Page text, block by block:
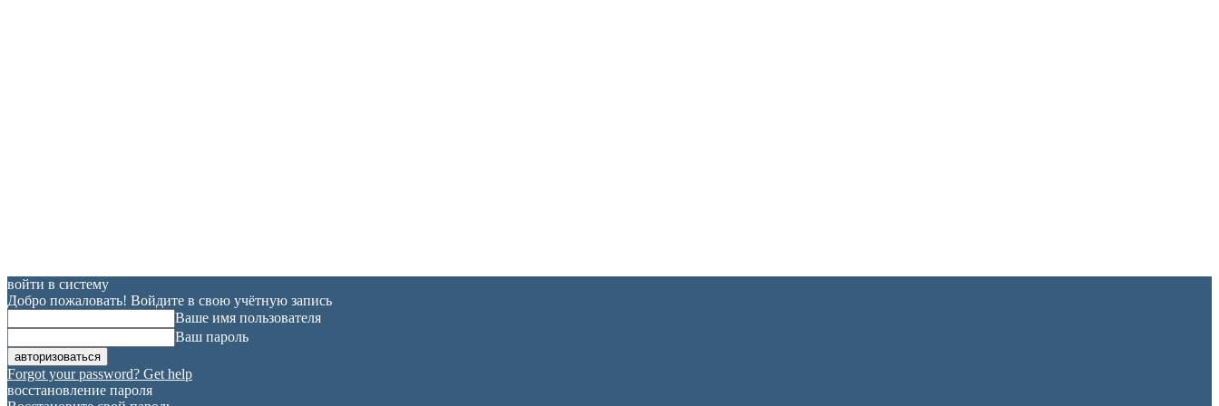
войти в систему
Добро пожаловать! Войдите в свою учётную запись
Ваше имя пользователя
Ваш пароль
Forgot your password? Get help
восстановление пароля